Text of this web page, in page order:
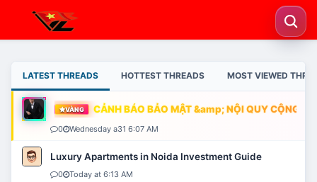
LATEST THREADS HOTTEST THREADS MOST VIEWED
VÀNG CẢNH BÁO BẢO MẬT &amp; NỘI QUY CỘNG
0 Wednesday a31 6:07 AM
Luxury Apartments in Noida Investment Guide
0 Today at 6:13 AM